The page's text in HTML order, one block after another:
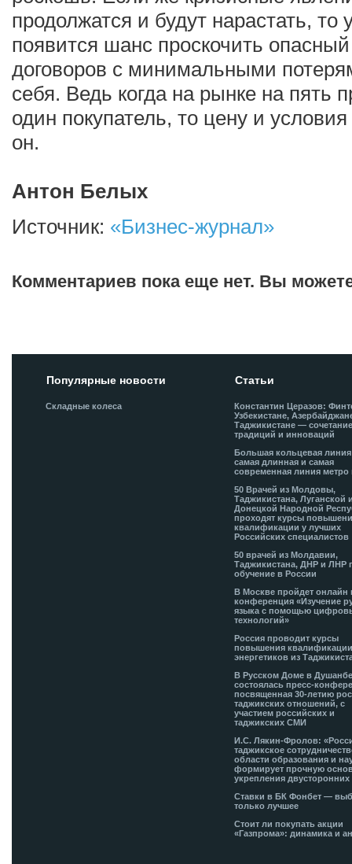
продолжатся и будут нарастать, то
появится шанс проскочить
договоров с минимальными
себя. Ведь когда на рынке на пять
один покупатель, то цену и
он.
Антон Белых
Источник: «Бизнес-журнал»
Комментариев пока еще нет. Вы
Популярные новости
Складные колеса
Статьи
Константин Церазов:
Узбекистане,
Таджикистане —
традиций и инноваций
Большая кольцевая
самая длинная и самая
современная линия метро
50 Врачей из Молдовы,
Таджикистана, Луганской
Донецкой Народной
проходят курсы
квалификации у лучших
Российских специалистов
50 врачей из Молдавии,
Таджикистана, ДНР и ЛНР
обучение в России
В Москве пройдет онлайн
конференция «Изучение
языка с помощью
технологий»
Россия проводит курсы
повышения
энергетиков из
В Русском Доме в
состоялась пресс-
посвященная 30-летию
таджикских отношений, с
участием российских и
таджикских СМИ
И.С. Лякин-Фролов:
таджикское
области образования и
формирует прочную
укрепления двусторонних
Ставки в БК Фонбет —
только лучшее
Стоит ли покупать акции
«Газпрома»: динамика и